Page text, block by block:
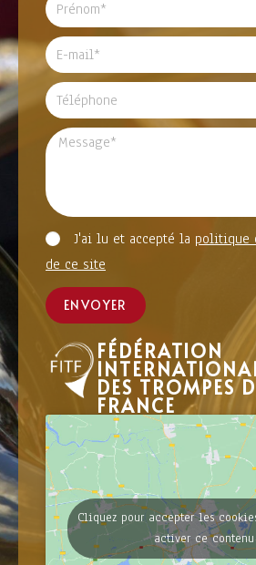
J'ai lu et accepté la politique
de ce site
ENVOYER
FÉDÉRATION
DES TROMPES
FRANCE
Cliquez pour accepter les
activer ce contenu